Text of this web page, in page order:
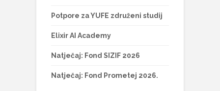
Potpore za YUFE združeni studij
Elixir AI Academy
Natječaj: Fond SIZIF 2026
Natječaj: Fond Prometej 2026.